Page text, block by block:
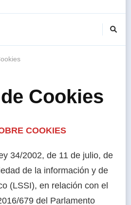
Cookies
COOKIES
34/2002, de 11 de julio, de
de la información y de
(LSSI), en relación con el
679 del Parlamento